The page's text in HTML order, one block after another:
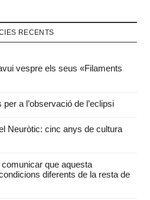
RECENTS
vespre els seus «Filaments
a l’observació de l’eclipsi
Neuròtic: cinc anys de cultura
que aquesta
diferents de la resta de